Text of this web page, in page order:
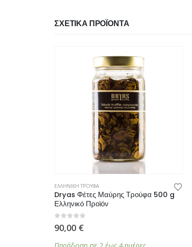
ΣΧΕΤΙΚΆ ΠΡΟΪΌΝΤΑ
ΕΛΛΗΝΙΚΗ ΤΡΟΥΦΑ
Dryas Φέτες Μαύρης Τρούφα 500 g
Ελληνικό Προϊόν
90,00 €